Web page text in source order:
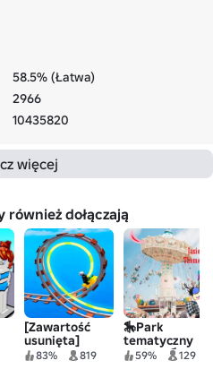
58.5% (Łatwa)
2966
10435820
więcej
dołączają
[Zawartość
usunięta]
83% 819
🎠Park
tematyczny
Jasiest 🎠
59% 129